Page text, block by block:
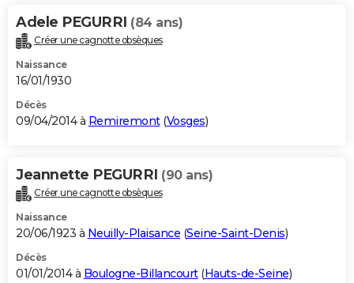
Adele PEGURRI (84 ans)
Créer une cagnotte obsèques
Naissance
16/01/1930
Décès
09/04/2014 à Remiremont(Vosges)
Jeannette PEGURRI (90 ans)
Créer une cagnotte obsèques
Naissance
20/06/1923 à Neuilly-Plaisance (Seine-Saint-Denis)
Décès
01/01/2014 à Boulogne-Billancourt(Hauts-de-Seine)